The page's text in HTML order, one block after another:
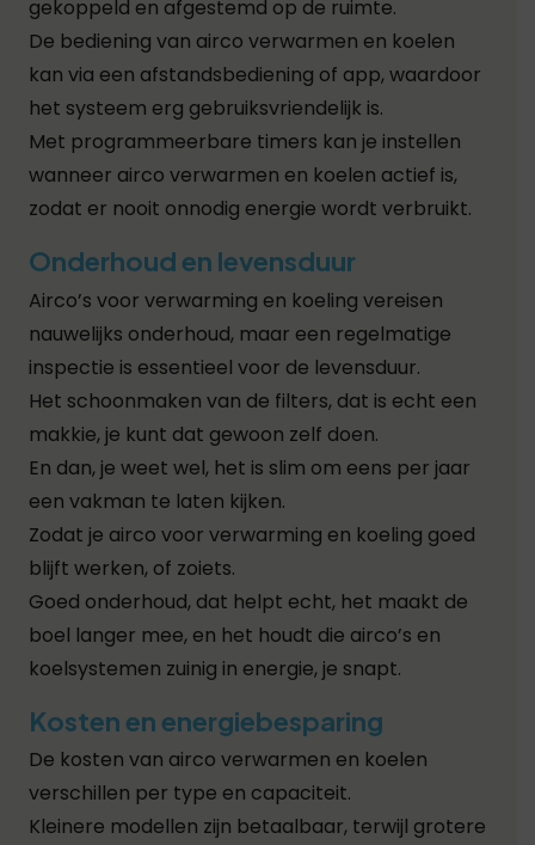
gekoppeld en afgestemd op de ruimte.
De bediening van airco verwarmen en koelen
kan via een afstandsbediening of app, waardoor
het systeem erg gebruiksvriendelijk is.
Met programmeerbare timers kan je instellen
wanneer airco verwarmen en koelen actief is,
zodat er nooit onnodig energie wordt verbruikt.
Onderhoud en levensduur
Airco’s voor verwarming en koeling vereisen
nauwelijks onderhoud, maar een regelmatige
inspectie is essentieel voor de levensduur.
Het schoonmaken van de filters, dat is echt een
makkie, je kunt dat gewoon zelf doen.
En dan, je weet wel, het is slim om eens per jaar
een vakman te laten kijken.
Zodat je airco voor verwarming en koeling goed
blijft werken, of zoiets.
Goed onderhoud, dat helpt echt, het maakt de
boel langer mee, en het houdt die airco’s en
koelsystemen zuinig in energie, je snapt.
Kosten en energiebesparing
De kosten van airco verwarmen en koelen
verschillen per type en capaciteit.
Kleinere modellen zijn betaalbaar, terwijl grotere